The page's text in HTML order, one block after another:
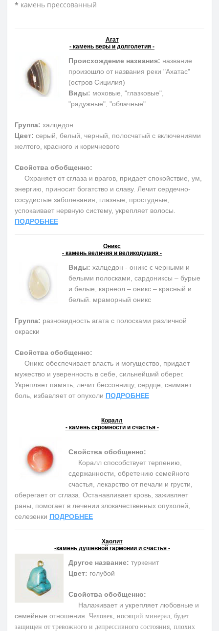
* камень прессованный
Агат
- камень веры и долголетия -
Происхождение названия: название
произошло от названия реки "Ахатас"
(остров Сицилия)
Виды: моховые, "глазковые",
"радужные", "облачные"
Группа: халцедон
Цвет: серый, белый, черный, полосчатый с включениями
желтого, красного и коричневого
Свойства обобщенно:
Охраняет от сглаза и врагов, придает спокойствие, ум,
энергию, приносит богатство и славу. Лечит сердечно-
сосудистые заболевания, глазные, простудные,
успокаивает нервную систему, укрепляет волосы.
ПОДРОБНЕЕ
Оникс
- камень величия и великодушия -
Виды: халцедон - оникс с черными и
белыми полосками, сардониксы – бурые
и белые, карнеол – оникс – красный и
белый. мраморный оникс
Группа: разновидность агата с полосками различной
окраски
Свойства обобщенно:
Оникс обеспечивает власть и могущество, придает
мужество и уверенность в себе, сильнейший оберег.
Укрепляет память, лечит бессонницу, сердце, снимает
боль, избавляет от опухоли ПОДРОБНЕЕ
Коралл
- камень скромности и счастья -
Свойства обобщенно:
Коралл способствует терпению,
сдержанности, обретению семейного
счастья, лекарство от печали и грусти,
оберегает от сглаза. Останавливает кровь, заживляет
раны, помогает в лечении злокачественных опухолей,
селезенки ПОДРОБНЕЕ
Хаолит
-камень душевной гармонии и счастья -
Другое название: туркенит
Цвет: голубой
Свойства обобщенно:
Налаживает и укрепляет любовные и
семейные отношения. Человек, носящий минерал, будет
защищен от тревожного и депрессивного состояния, плохих